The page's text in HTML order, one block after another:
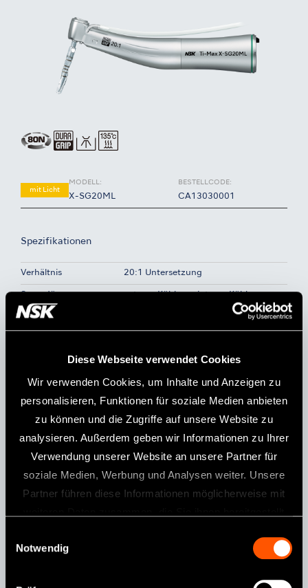
Diese Webseite verwendet Cookies
Wir verwenden Cookies, um Inhalte und Anzeigen zu
personalisieren, Funktionen für soziale Medien anbieten
zu können und die Zugriffe auf unsere Website zu
analysieren. Außerdem geben wir Informationen zu Ihrer
Verwendung unserer Website an unsere Partner für
soziale Medien, Werbung und Analysen weiter. Unsere
Partner führen diese Informationen möglicherweise mit
Notwendig
mit Licht
MODELL:
X-SG20ML
BESTELLCODE:
CA13030001
Spezifikationen
Verhältnis 20:1 Untersetzung
(Kirschner und Meyer) optional
-1
Eigenschaften